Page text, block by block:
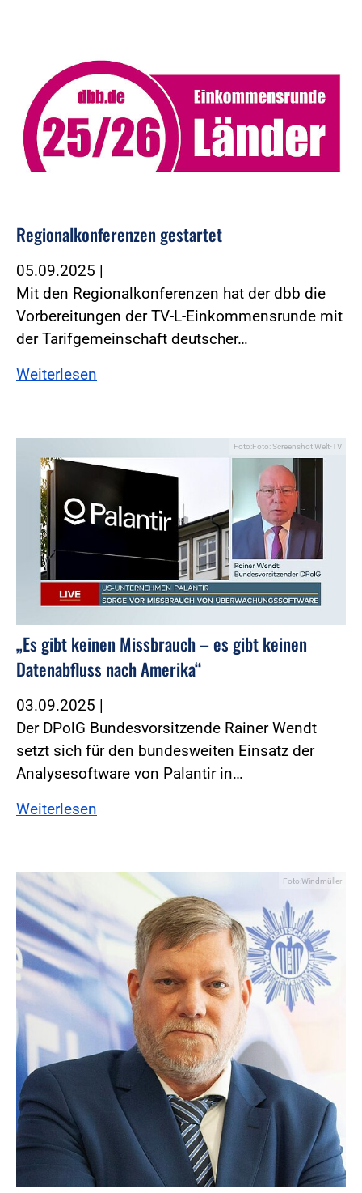
Regionalkonferenzen gestartet
05.09.2025 |
Mit den Regionalkonferenzen hat der dbb die
Vorbereitungen der TV-L-Einkommensrunde mit
der Tarifgemeinschaft deutscher…
Weiterlesen
Foto:Foto: Screenshot Welt-TV
„Es gibt keinen Missbrauch – es gibt keinen
Datenabfluss nach Amerika“
03.09.2025 |
Der DPolG Bundesvorsitzende Rainer Wendt
setzt sich für den bundesweiten Einsatz der
Analysesoftware von Palantir in…
Weiterlesen
Foto:Windmüller